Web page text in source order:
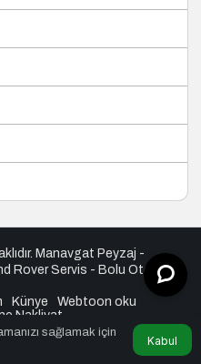
sağlamak için
Kabul
Manavgat Peyzaj -
Rover Servis - Bolu Otel
-
Künye
Webtoon oku
Nakliyat